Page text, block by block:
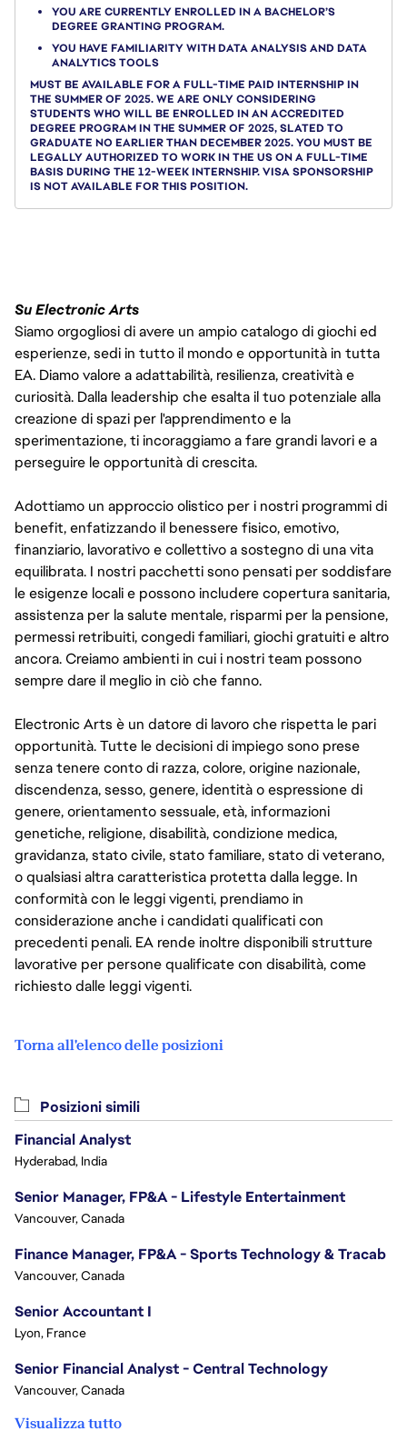
YOU ARE CURRENTLY ENROLLED IN A BACHELOR’S
DEGREE GRANTING PROGRAM.
YOU HAVE FAMILIARITY WITH DATA ANALYSIS AND DATA
ANALYTICS TOOLS
MUST BE AVAILABLE FOR A FULL-TIME PAID INTERNSHIP IN
THE SUMMER OF 2025. WE ARE ONLY CONSIDERING
STUDENTS WHO WILL BE ENROLLED IN AN ACCREDITED
DEGREE PROGRAM IN THE SUMMER OF 2025, SLATED TO
GRADUATE NO EARLIER THAN DECEMBER 2025. YOU MUST BE
LEGALLY AUTHORIZED TO WORK IN THE US ON A FULL-TIME
BASIS DURING THE 12-WEEK INTERNSHIP. VISA SPONSORSHIP
IS NOT AVAILABLE FOR THIS POSITION.
Su Electronic Arts
Siamo orgogliosi di avere un ampio catalogo di giochi ed
esperienze, sedi in tutto il mondo e opportunità in tutta
EA. Diamo valore a adattabilità, resilienza, creatività e
curiosità. Dalla leadership che esalta il tuo potenziale alla
creazione di spazi per l'apprendimento e la
sperimentazione, ti incoraggiamo a fare grandi lavori e a
perseguire le opportunità di crescita.
Adottiamo un approccio olistico per i nostri programmi di
benefit, enfatizzando il benessere fisico, emotivo,
finanziario, lavorativo e collettivo a sostegno di una vita
equilibrata. I nostri pacchetti sono pensati per soddisfare
le esigenze locali e possono includere copertura sanitaria,
assistenza per la salute mentale, risparmi per la pensione,
permessi retribuiti, congedi familiari, giochi gratuiti e altro
ancora. Creiamo ambienti in cui i nostri team possono
sempre dare il meglio in ciò che fanno.
Electronic Arts è un datore di lavoro che rispetta le pari
opportunità. Tutte le decisioni di impiego sono prese
senza tenere conto di razza, colore, origine nazionale,
discendenza, sesso, genere, identità o espressione di
genere, orientamento sessuale, età, informazioni
genetiche, religione, disabilità, condizione medica,
gravidanza, stato civile, stato familiare, stato di veterano,
o qualsiasi altra caratteristica protetta dalla legge. In
conformità con le leggi vigenti, prendiamo in
considerazione anche i candidati qualificati con
precedenti penali. EA rende inoltre disponibili strutture
lavorative per persone qualificate con disabilità, come
richiesto dalle leggi vigenti.
Torna all'elenco delle posizioni
Posizioni simili
Financial Analyst
Hyderabad, India
Senior Manager, FP&A - Lifestyle Entertainment
Vancouver, Canada
Finance Manager, FP&A - Sports Technology & Tracab
Vancouver, Canada
Senior Accountant I
Lyon, France
Senior Financial Analyst - Central Technology
Vancouver, Canada
Visualizza tutto